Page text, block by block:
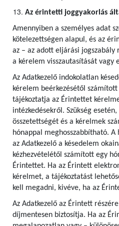
Az érintetti joggyakorlás
Amennyiben a személyes adat
kötelezettségen alapul, és az
az – az adott eljárási
a kérelem visszautasítását vagy
Az Adatkezelő indokolatlan
kérelem beérkezésétől
tájékoztatja az Érintettet
intézkedésekről. Szükség
összetettségét és a kérelmek
hónappal meghosszabbítható.
az Adatkezelő a késedelem
kézhezvételétől számított egy
Érintettet. Ha az Érintett
kérelmet, a tájékoztatást
kell megadni, kivéve, ha az
Az Adatkezelő az Érintett
díjmentesen biztosítja. Ha az